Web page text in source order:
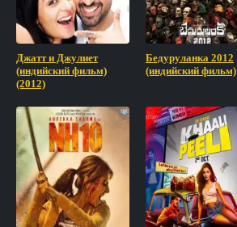
Джатт и Джулиет
(индийский фильм)
(2012)
Бедуруланка 2012
(индийский фильм)